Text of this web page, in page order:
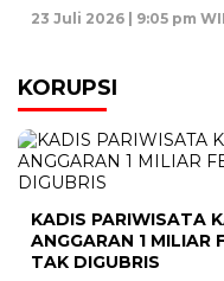
23 Juli 2026 | 9:05 pm
KORUPSI
KADIS PARIWISATA
ANGGARAN 1 MILIAR
TAK DIGUBRIS